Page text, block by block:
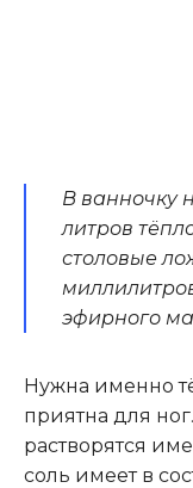
В ванночку
литров
столовые
эфирного
Нужна именно
приятна для
растворятся
соль имеет в